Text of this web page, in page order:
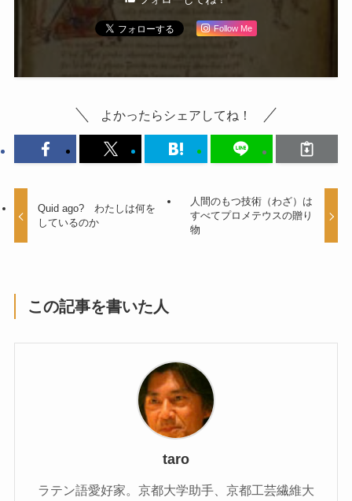
Follow Me
よかったらシェアしてね！
Quid ago? わたしは何を
しているのか
人間のもつ技術（わざ）は
すべてプロメテウスの贈り
物
この記事を書いた人
taro
ラテン語愛好家。京都大学助手、京都工芸繊維大